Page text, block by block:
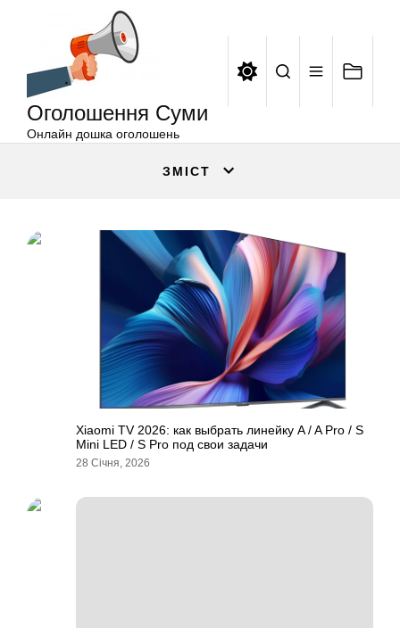
Оголошення Суми
Онлайн дошка оголошень
ЗМІСТ
Xiaomi TV 2026: как выбрать линейку A / A Pro / S
Mini LED / S Pro под свои задачи
28 Січня, 2026